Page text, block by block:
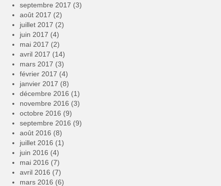
septembre 2017 (3)
août 2017 (2)
juillet 2017 (2)
juin 2017 (4)
mai 2017 (2)
avril 2017 (14)
mars 2017 (3)
février 2017 (4)
janvier 2017 (8)
décembre 2016 (1)
novembre 2016 (3)
octobre 2016 (9)
septembre 2016 (9)
août 2016 (8)
juillet 2016 (1)
juin 2016 (4)
mai 2016 (7)
avril 2016 (7)
mars 2016 (6)